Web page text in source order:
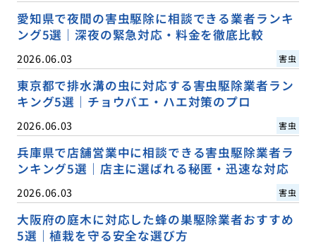
愛知県で夜間の害虫駆除に相談できる業者ランキ
ング5選｜深夜の緊急対応・料金を徹底比較
2026.06.03 害虫
東京都で排水溝の虫に対応する害虫駆除業者ラン
キング5選｜チョウバエ・ハエ対策のプロ
2026.06.03 害虫
兵庫県で店舗営業中に相談できる害虫駆除業者ラ
ンキング5選｜店主に選ばれる秘匿・迅速な対応
2026.06.03 害虫
大阪府の庭木に対応した蜂の巣駆除業者おすすめ
5選｜植栽を守る安全な選び方